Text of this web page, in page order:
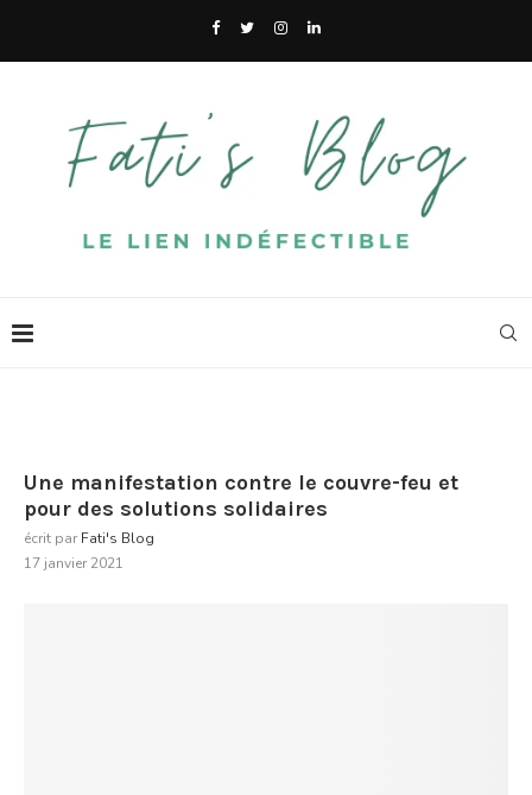
Une manifestation contre le couvre-feu et
pour des solutions solidaires
écrit par Fati's Blog
17 janvier 2021